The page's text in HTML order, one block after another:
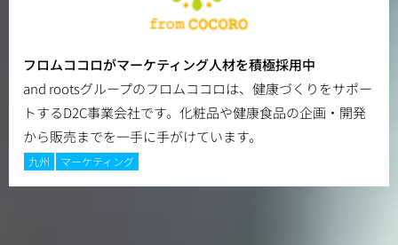
フロムココロがマーケティング人材を積極採用中
and rootsグループのフロムココロは、健康づくりをサポー
トするD2C事業会社です。化粧品や健康食品の企画・開発
から販売までを一手に手がけています。
九州 マーケティング